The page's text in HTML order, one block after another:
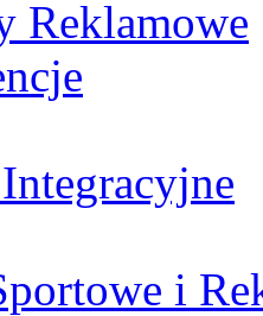
Reklamowe
i